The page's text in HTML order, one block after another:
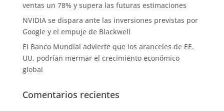
ventas un 78% y supera las futuras estimaciones
NVIDIA se dispara ante las inversiones previstas por
Google y el empuje de Blackwell
El Banco Mundial advierte que los aranceles de EE.
UU. podrían mermar el crecimiento económico
global
Comentarios recientes